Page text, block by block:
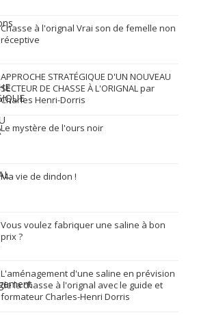
Chasse à l'orignal Vrai son de femelle non
réceptive
APPROCHE STRATÉGIQUE D'UN NOUVEAU
SECTEUR DE CHASSE À L'ORIGNAL par
Charles Henri-Dorris
Le mystère de l'ours noir
Ma vie de dindon !
Vous voulez fabriquer une saline à bon
prix ?
L'aménagement d'une saline en prévision
de la chasse à l'orignal avec le guide et
formateur Charles-Henri Dorris